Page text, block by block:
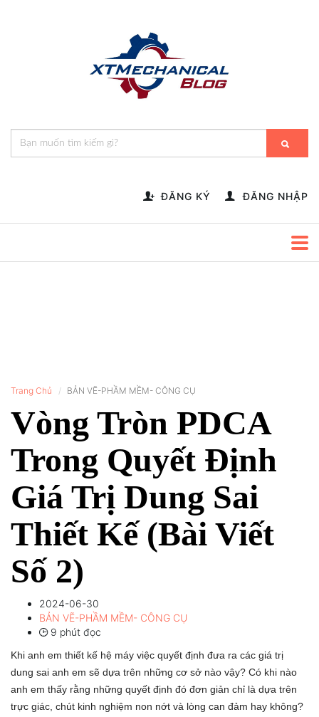
ĐĂNG KÝ ĐĂNG NHẬP
Trang Chủ BẢN VẼ-PHẦM MỀM- CÔNG CỤ
Vòng Tròn PDCA
Trong Quyết Định
Giá Trị Dung Sai
Thiết Kế (Bài Viết
Số 2)
2024-06-30
BẢN VẼ-PHẦM MỀM- CÔNG CỤ
9 phút đọc
Khi anh em thiết kế hệ máy việc quyết định đưa ra các giá trị
dung sai anh em sẽ dựa trên những cơ sở nào vậy? Có khi nào
anh em thấy rằng những quyết định đó đơn giản chỉ là dựa trên
trực giác, chút kinh nghiệm non nớt và lòng can đảm hay không?